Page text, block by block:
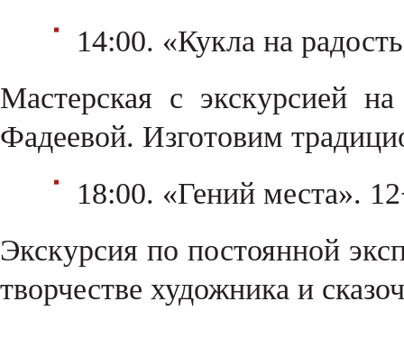
14:00. «Кукла на
Мастерская с экскурсией
Фадеевой. Изготовим
18:00. «Гений места».
Экскурсия по постоянной
творчестве художника и